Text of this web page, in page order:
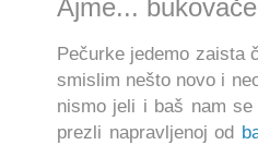
Ajme... bukovače
Pečurke jedemo zaista
smislim nešto novo i
nismo jeli i baš nam
prezli napravljenoj od